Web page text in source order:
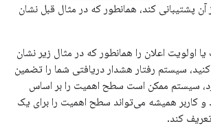
۷.۱ و قبل از آن پشتیبانی کند، همانطور که در مثال قبل نشان
اولویت اعلان را همانطور که در مثال زیر نشان
سیستم رفتار هشدار دریافتی شما را تضمین
سیستم ممکن است سطح اهمیت را بر اساس
و کاربر همیشه می‌تواند سطح اهمیت را برای یک
کند.